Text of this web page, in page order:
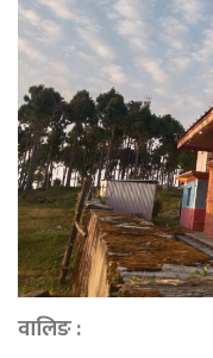
वालिङ :